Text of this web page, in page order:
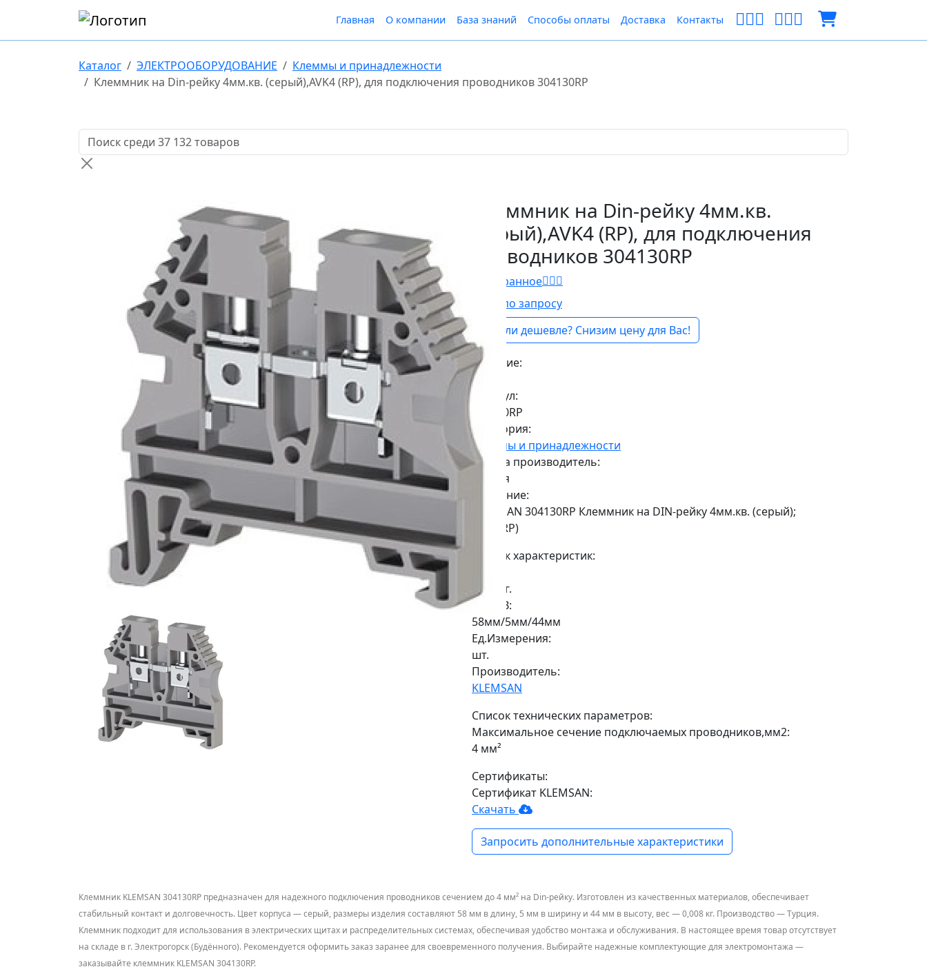
Главная О компании База знаний Способы оплаты Доставка Контакты
Каталог ЭЛЕКТРООБОРУДОВАНИЕ
Клеммы и принадлежности
Клеммник на Din-рейку 4мм.кв. (серый),AVK4 (RP), для подключения проводников 304130RP
Поиск товаров по названию или артикулу
Клеммник на Din-рейку 4мм.кв.
(серый),AVK4 (RP), для подключения
проводников 304130RP
В Избранное
Цена по запросу
Нашли дешевле? Снизим цену для Вас!
Наличие:
Под заказ
Артикул:
304130RP
Категория:
Клеммы и принадлежности
Страна производитель:
Турция
Описание:
KLEMSAN 304130RP Клеммник на DIN-рейку 4мм.кв. (серый);
AVK4(RP)
Список характеристик:
0,008кг.
ДxШxВ:
58мм/5мм/44мм
Ед.Измерения:
шт.
Производитель:
KLEMSAN
Список технических параметров:
Максимальное сечение подключаемых проводников,мм2:
4 мм²
Сертификаты:
Сертификат KLEMSAN:
Скачать
Запросить дополнительные характеристики
Клеммник KLEMSAN 304130RP предназначен для надежного подключения проводников сечением до 4 мм² на Din-рейку. Изготовлен из качественных материалов, обеспечивает
стабильный контакт и долговечность. Цвет корпуса — серый, размеры изделия составляют 58 мм в длину, 5 мм в ширину и 44 мм в высоту, вес — 0,008 кг. Производство — Турция.
Клеммник подходит для использования в электрических щитах и распределительных системах, обеспечивая удобство монтажа и обслуживания. В настоящее время товар отсутствует
на складе в г. Электрогорск (Будённого). Рекомендуется оформить заказ заранее для своевременного получения. Выбирайте надежные комплектующие для электромонтажа —
заказывайте клеммник KLEMSAN 304130RP.